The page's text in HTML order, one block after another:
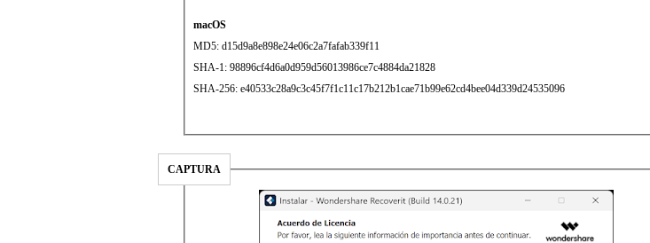
macOS
MD5: d15d9a8e898e24e06c2a7fafab339f11
SHA-1: 98896cf4d6a0d959d56013986ce7c4884da21828
SHA-256: e40533c28a9c3c45f7f1c11c17b212b1cae71b99e62cd4bee04d339d24535096
CAPTURA